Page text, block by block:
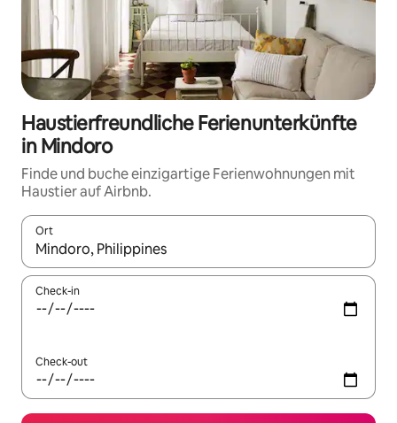
Haustierfreundliche Ferienunterkünfte
in Mindoro
Finde und buche einzigartige Ferienwohnungen mit
Haustier auf Airbnb.
Ort
Wenn Ergebnisse verfügbar sind, navigiere mit den
Check-in
Check-out